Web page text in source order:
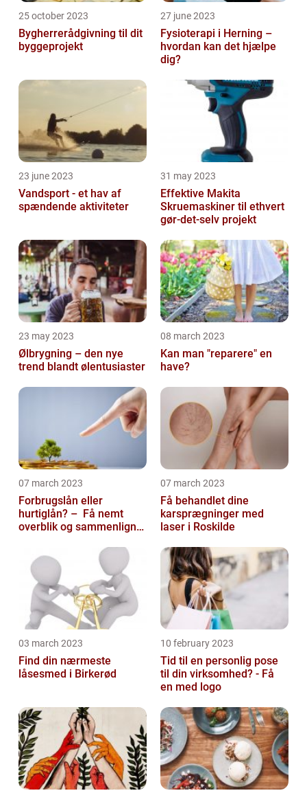
25 october 2023
Bygherrerådgivning til dit
byggeprojekt
27 june 2023
Fysioterapi i Herning –
hvordan kan det hjælpe
dig?
23 june 2023
Vandsport - et hav af
spændende aktiviteter
31 may 2023
Effektive Makita
Skruemaskiner til ethvert
gør-det-selv projekt
23 may 2023
Ølbrygning – den nye
trend blandt ølentusiaster
08 march 2023
Kan man "reparere" en
have?
07 march 2023
Forbrugslån eller
hurtiglån? – Få nemt
overblik og sammenlign
07 march 2023
Få behandlet dine
karsprægninger med
laser i Roskilde
03 march 2023
Find din nærmeste
låsesmed i Birkerød
10 february 2023
Tid til en personlig pose
til din virksomhed? - Få
en med logo